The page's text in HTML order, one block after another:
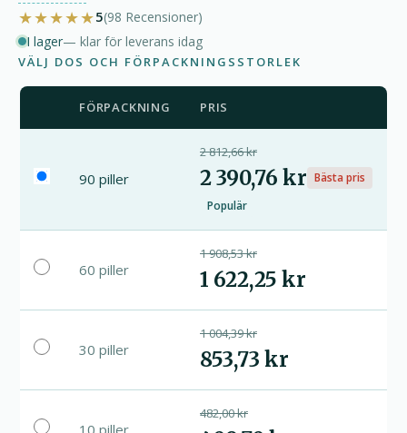
★★★★★5(98 Recensioner)
I lager— klar för leverans idag
VÄLJ DOS OCH FÖRPACKNINGSSTORLEK
FÖRPACKNING PRIS
90 piller
2 812,66 kr
2 390,76 kr Bästa pris
Populär
60 piller
1 908,53 kr
1 622,25 kr
30 piller
1 004,39 kr
853,73 kr
10 piller
482,00 kr